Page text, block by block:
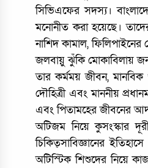
সিভিএফের সদস্য।
মনোনীত করা হয়েছে।
নাশিদ কামাল,
জলবায়ু ঝুঁকি মোকাবিলায়
তার কর্মময় জীবন,
দৌহিত্রী এবং মাননীয়
এবং পিতামহের জীবনের
অটিজম নিয়ে কুসংস্কার
চিকিত্সাবিজ্ঞানের
অটিস্টিক শিশুদের নিয়ে